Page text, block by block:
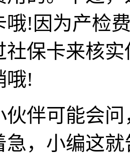
哦!因为产检
社保卡来核
哦!
可能会问
急，小编这